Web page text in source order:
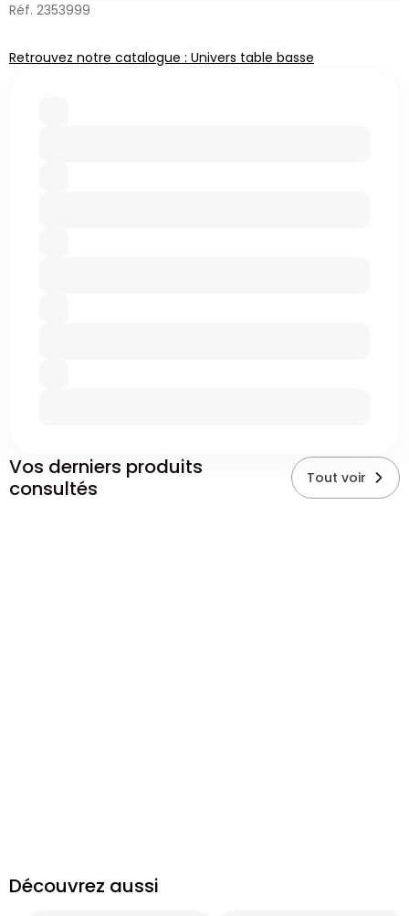
Réf. 2353999
Retrouvez notre catalogue : Univers table basse
Vos derniers produits
consultés
Tout voir
Découvrez aussi